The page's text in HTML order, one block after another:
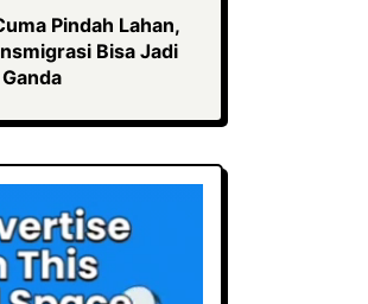
Pindah Lahan,
Bisa Jadi